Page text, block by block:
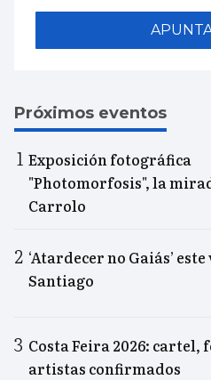
Próximos eventos
Exposición fotográfica
"Photomorfosis", la
Carrolo
‘Atardecer no Gaiás’
Santiago
Costa Feira 2026: cartel,
artistas confirmados